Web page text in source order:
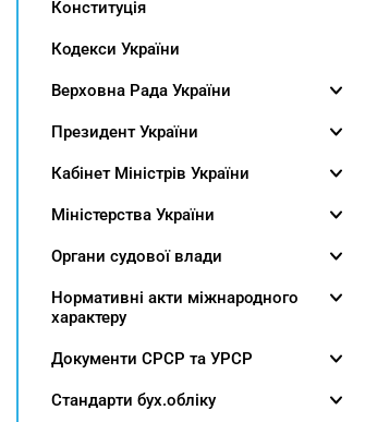
Конституція
Кодекси України
Верховна Рада України
Президент України
Кабінет Міністрів України
Міністерства України
Органи судової влади
Нормативні акти міжнародного
характеру
Документи СРСР та УРСР
Cтандарти бух.обліку